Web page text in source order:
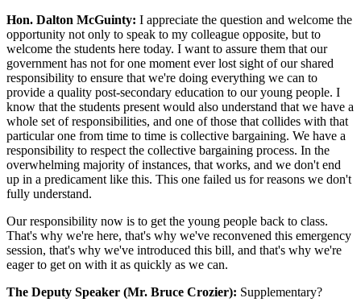
Hon. Dalton McGuinty: I appreciate the question and welcome the
opportunity not only to speak to my colleague opposite, but to
welcome the students here today. I want to assure them that our
government has not for one moment ever lost sight of our shared
responsibility to ensure that we're doing everything we can to
provide a quality post-secondary education to our young people. I
know that the students present would also understand that we have a
whole set of responsibilities, and one of those that collides with that
particular one from time to time is collective bargaining. We have a
responsibility to respect the collective bargaining process. In the
overwhelming majority of instances, that works, and we don't end
up in a predicament like this. This one failed us for reasons we don't
fully understand.
Our responsibility now is to get the young people back to class.
That's why we're here, that's why we've reconvened this emergency
session, that's why we've introduced this bill, and that's why we're
eager to get on with it as quickly as we can.
The Deputy Speaker (Mr. Bruce Crozier): Supplementary?